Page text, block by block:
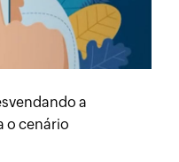
a
o cenário